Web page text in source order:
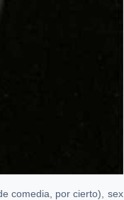
comedia, por cierto), sex